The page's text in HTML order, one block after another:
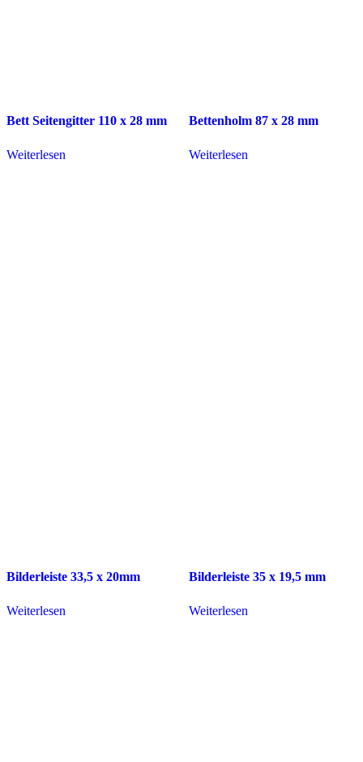
Bett Seitengitter 110 x 28 mm
Weiterlesen
Bettenholm 87 x 28 mm
Weiterlesen
Bilderleiste 33,5 x 20mm
Weiterlesen
Bilderleiste 35 x 19,5 mm
Weiterlesen